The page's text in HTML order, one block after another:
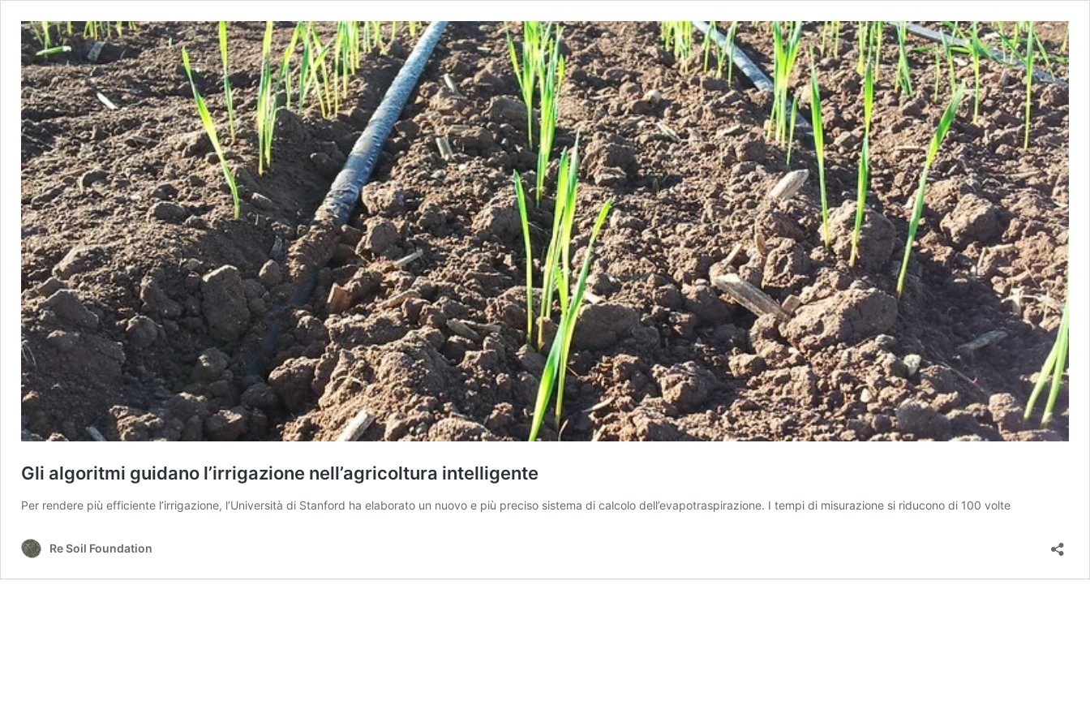
Gli algoritmi guidano l’irrigazione nell’agricoltura intelligente
Per rendere più efficiente l’irrigazione, l’Università di Stanford ha elaborato un nuovo e più preciso sistema di calcolo dell’evapotraspirazione. I tempi di misurazione si riducono di 100 volte
Re Soil Foundation